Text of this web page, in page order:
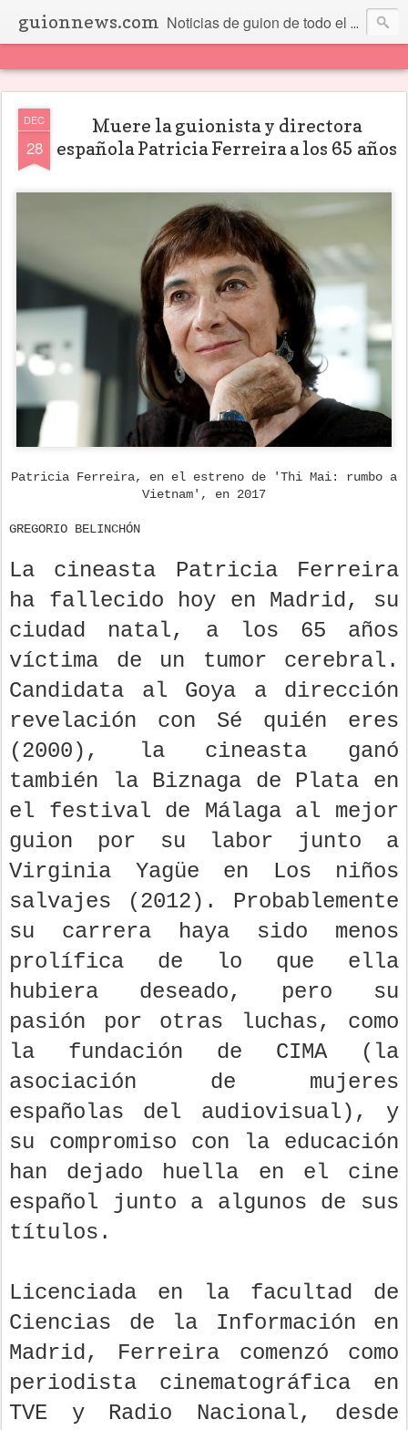
guionnews.com Noticias de guion de todo el mundo... Y más.
DEC
28
Muere la guionista y directora
española Patricia Ferreira a los 65 años
Patricia Ferreira, en el estreno de 'Thi Mai: rumbo a
Vietnam', en 2017
GREGORIO BELINCHÓN
La cineasta Patricia Ferreira
ha fallecido hoy en Madrid, su
ciudad natal, a los 65 años
víctima de un tumor cerebral.
Candidata al Goya a dirección
revelación con Sé quién eres
(2000), la cineasta ganó
también la Biznaga de Plata en
el festival de Málaga al mejor
guion por su labor junto a
Virginia Yagüe en Los niños
salvajes (2012). Probablemente
su carrera haya sido menos
prolífica de lo que ella
hubiera deseado, pero su
pasión por otras luchas, como
la fundación de CIMA (la
asociación de mujeres
españolas del audiovisual), y
su compromiso con la educación
han dejado huella en el cine
español junto a algunos de sus
títulos.
Licenciada en la facultad de
Ciencias de la Información en
Madrid, Ferreira comenzó como
periodista cinematográfica en
TVE y Radio Nacional, desde